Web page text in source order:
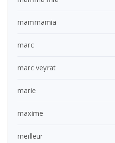
mammamia
marc
marc veyrat
marie
maxime
meilleur